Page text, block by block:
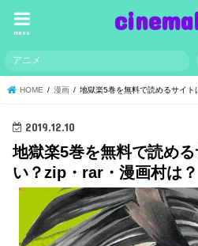
menu
アニメ
HOME 漫画 地獄楽5巻を無料で読めるサイト
2019.12.10
地獄楽5巻を無料で読め
い？zip・rar・漫画村は？